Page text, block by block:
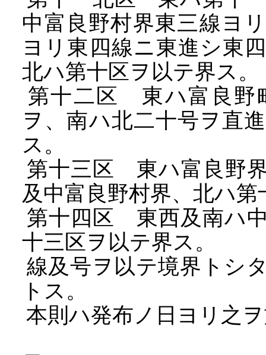
中富良野村界東三線ヨ
ヨリ東四線ニ東進シ東
北ハ第十区ヲ以テ界ス。
第十二区 東ハ富良野
ヲ、南ハ北二十号ヲ直
ス。
第十三区 東ハ富良野界
及中富良野村界、北ハ
第十四区 東西及南ハ中
十三区ヲ以テ界ス。
線及号ヲ以テ境界トシ
トス。
本則ハ発布ノ日ヨリ之